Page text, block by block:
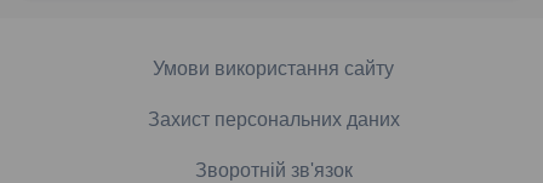
Умови використання сайту
Захист персональних даних
Зворотній зв'язок